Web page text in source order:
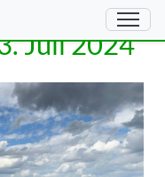
Juli 2024